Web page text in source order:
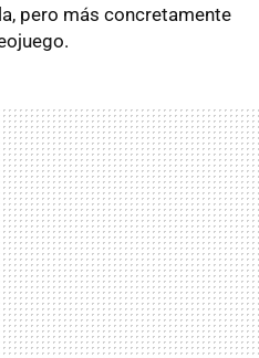
pero más concretamente